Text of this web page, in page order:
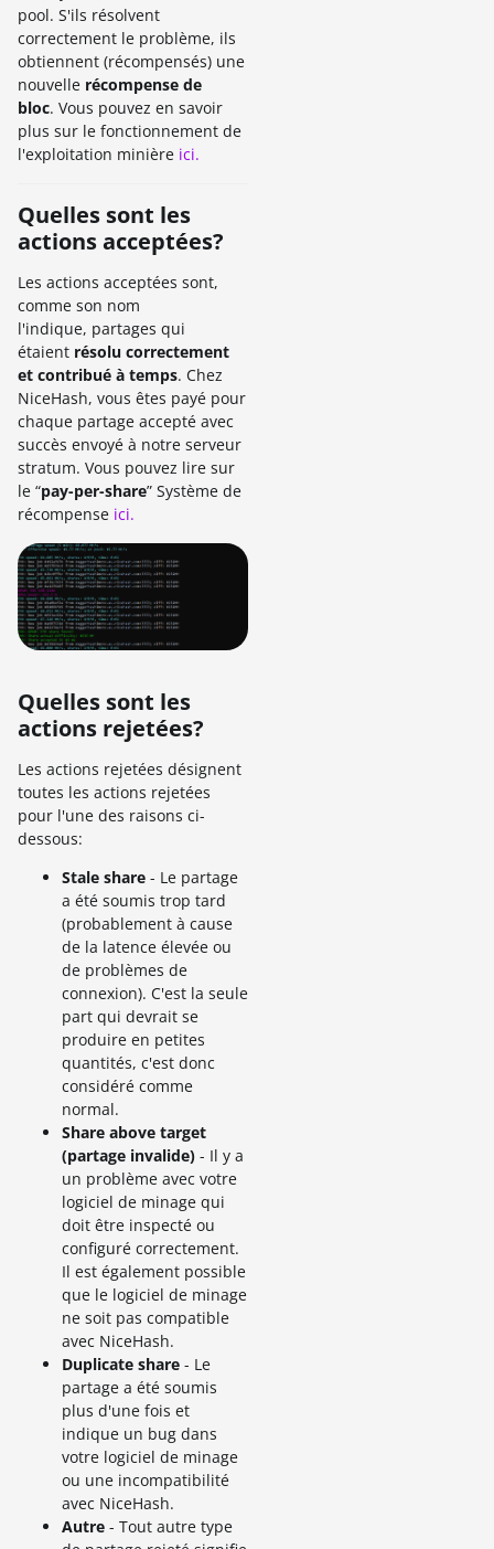
pool. S'ils résolvent
correctement le problème, ils
obtiennent (récompensés) une
nouvelle récompense de
bloc. Vous pouvez en savoir
plus sur le fonctionnement de
l'exploitation minière ici.
Quelles sont les
actions acceptées?
Les actions acceptées sont,
comme son nom
l'indique, partages qui
étaient résolu correctement
et contribué à temps. Chez
NiceHash, vous êtes payé pour
chaque partage accepté avec
succès envoyé à notre serveur
stratum. Vous pouvez lire sur
le “pay-per-share” Système de
récompense ici.
Quelles sont les
actions rejetées?
Les actions rejetées désignent
toutes les actions rejetées
pour l'une des raisons ci-
dessous:
Stale share - Le partage
a été soumis trop tard
(probablement à cause
de la latence élevée ou
de problèmes de
connexion). C'est la seule
part qui devrait se
produire en petites
quantités, c'est donc
considéré comme
normal.
Share above target
(partage invalide) - Il y a
un problème avec votre
logiciel de minage qui
doit être inspecté ou
configuré correctement.
Il est également possible
que le logiciel de minage
ne soit pas compatible
avec NiceHash.
Duplicate share - Le
partage a été soumis
plus d'une fois et
indique un bug dans
votre logiciel de minage
ou une incompatibilité
avec NiceHash.
Autre - Tout autre type